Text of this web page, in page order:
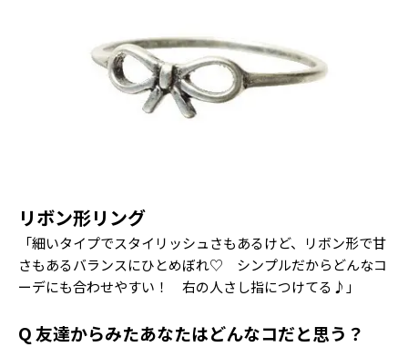
リボン形リング
「細いタイプでスタイリッシュさもあるけど、リボン形で甘
さもあるバランスにひとめぼれ♡ シンプルだからどんなコ
ーデにも合わせやすい！ 右の人さし指につけてる♪」
Q 友達からみたあなたはどんなコだと思う？